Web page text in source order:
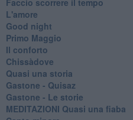
L'amore
Good night
Primo Maggio
Il conforto
Chissàdove
Quasi una storia
Gastone - Quisaz
Gastone - Le storie
MEDITAZIONI Quasi una fiaba